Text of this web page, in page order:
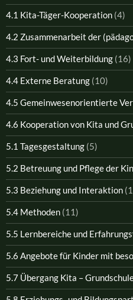
4.1 Kita-Täger-Kooperation (4)
4.2 Zusammenarbeit der
4.3 Fort- und Weiterbildung (16)
4.4 Externe Beratung (10)
4.5 Gemeinwesenorientierte
4.6 Kooperation von Kita und
5.1 Tagesgestaltung (5)
5.2 Betreuung und Pflege der
5.3 Beziehung und Interaktion
5.4 Methoden (11)
5.5 Lernbereiche und
5.6 Angebote für Kinder mit
5.7 Übergang Kita –